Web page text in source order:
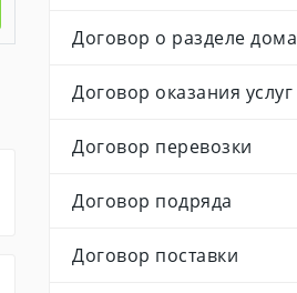
Договор о разделе дома
Договор оказания услуг
Договор перевозки
Договор подряда
Договор поставки